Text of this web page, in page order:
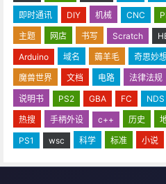
即时通讯
DIY 机械 CNC
主题
网店 书写 Scratch
Arduino
域名 薅羊毛 奇思妙想
魔兽世界
文档 电路 法律法规
说明书
PS2 GBA FC NDS
热搜
手柄外设 c++ 历史
PS1
wsc 科学 标准 小说